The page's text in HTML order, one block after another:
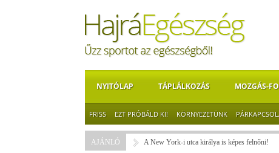
NYITÓLAP TÁPLÁLKOZÁS MOZGÁS-
FRISS EZT PRÓBÁLD KI! KÖRNYEZETÜNK
AJÁNLÓ A New York-i utca királya is képes felnőni!